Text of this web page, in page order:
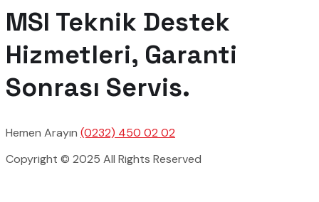
MSI Teknik Destek
Hizmetleri, Garanti
Sonrası Servis.
Hemen Arayın (0232) 450 02 02
Copyright © 2025 All Rights Reserved